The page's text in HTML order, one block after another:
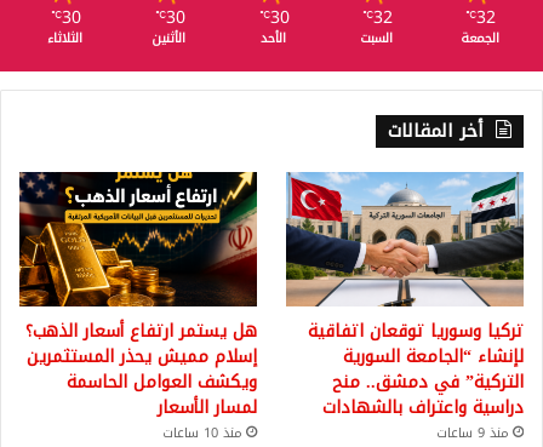
32
℃
الجمعة
32
℃
السبت
30
℃
الأحد
30
℃
الأثنين
30
℃
الثلاثاء
أخر المقالات
تركيا وسوريا توقعان اتفاقية
لإنشاء “الجامعة السورية
التركية” في دمشق.. منح
دراسية واعتراف بالشهادات
منذ 9 ساعات
هل يستمر ارتفاع أسعار الذهب؟
إسلام مميش يحذر المستثمرين
ويكشف العوامل الحاسمة
لمسار الأسعار
منذ 10 ساعات